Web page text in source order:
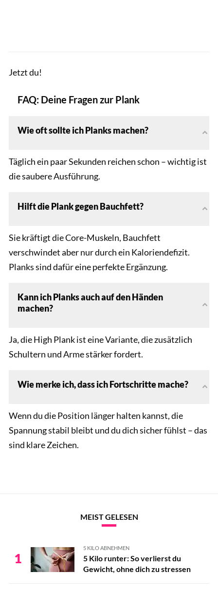
Jetzt du!
FAQ: Deine Fragen zur Plank
Wie oft sollte ich Planks machen?
Täglich ein paar Sekunden reichen schon – wichtig ist
die saubere Ausführung.
Hilft die Plank gegen Bauchfett?
Sie kräftigt die Core-Muskeln, Bauchfett
verschwindet aber nur durch ein Kaloriendefizit.
Planks sind dafür eine perfekte Ergänzung.
Kann ich Planks auch auf den Händen
machen?
Ja, die High Plank ist eine Variante, die zusätzlich
Schultern und Arme stärker fordert.
Wie merke ich, dass ich Fortschritte mache?
Wenn du die Position länger halten kannst, die
Spannung stabil bleibt und du dich sicher fühlst – das
sind klare Zeichen.
MEIST GELESEN
1
5 KILO ABNEHMEN
5 Kilo runter: So verlierst du
Gewicht, ohne dich zu stressen